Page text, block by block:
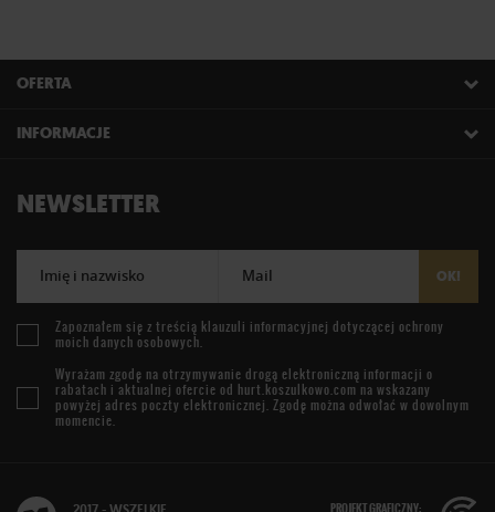
OFERTA
INFORMACJE
NEWSLETTER
Imię i nazwisko Mail OK!
Zapoznałem się z treścią klauzuli informacyjnej dotyczącej ochrony
moich danych osobowych.
Wyrażam zgodę na otrzymywanie drogą elektroniczną informacji o
rabatach i aktualnej ofercie od hurt.koszulkowo.com na wskazany
powyżej adres poczty elektronicznej. Zgodę można odwołać w dowolnym
momencie.